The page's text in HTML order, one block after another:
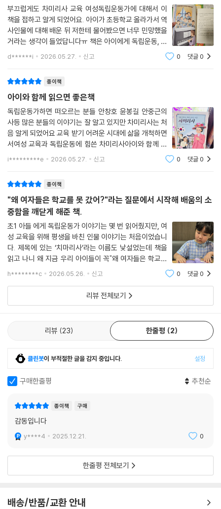
부끄럽게도 차미리사 교육 여성독립운동가에 대해서 이
책을 접하고 알게 되었어요. 아이가 초등학교 올라가서 역
사인물에 대해 배운 뒤 저한테 물어봤으면 너무 민망했을
거라는 생각이 들었답니다ㅠ 책은 아이에게 독립운동, 여
성교육이라는 배움을 알게 해준 책이에요!!
d******i 2026.05.27. 신고 0 댓글0
종이책
아이와 함께 읽으면 좋은책
독립운동가하면 떠오르는 분들 안창호 윤봉길 안중근의
사등 많은 분들의 이야기는 잘 알고 있지만 차미리사는 처
음 알게 되었어요 교육 받기 어려운 시대에 삶을 개척하면
서여성 교육과 독립운동에 힘쓴 차미리사아이와 함께 읽
기 편하게 되어 있어서초등 저학년 아이도 함께 잘 읽은
i*********e 2026.05.27. 신고 0 댓글0
종이책
"왜 여자들은 학교를 못 갔어?"라는 질문에서 시작해 배움의 소
중함을 깨닫게 해준 책.
초1 아들 에게 독립운동가 이야기는 몇 번 읽어줬지만, 여
성 교육을 위해 평생을 바친 인물 이야기는 처음이었습니
다. 제목에 있는 ‘치마리사’라는 이름도 낯설었는데 책을
읽고 나니 왜 지금 우리 아이들이 꼭"왜 여자들은 학교를
못 갔어?"라는 질문에서 시작해 배움의 소중함을 깨닫게
니다.책은 조선 시대 여성들이 제대로
h********c 2026.05.26. 신고 0 댓글0
리뷰 전체보기
리뷰 23 한줄평 2
클린봇이 부적절한 글을 감지 중입니다. 설정
구매한줄평 추천순
종이책 구매
감동입니다
y****4 2025.12.21. 0
한줄평 전체보기
배송/반품/교환 안내